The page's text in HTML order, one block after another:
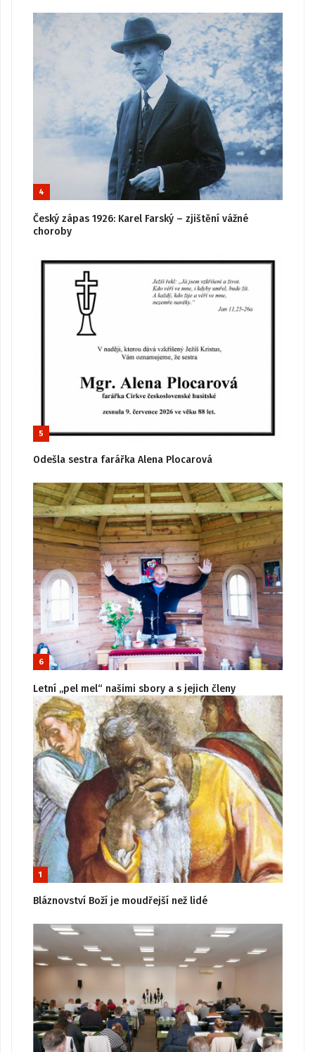
4
Český zápas 1926: Karel Farský – zjištění vážné
choroby
5
Odešla sestra farářka Alena Plocarová
6
Letní „pel mel“ našimi sbory a s jejich členy
1
Bláznovství Boží je moudřejší než lidé